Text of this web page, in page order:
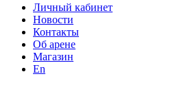
Личный кабинет
Новости
Контакты
Об арене
Магазин
En